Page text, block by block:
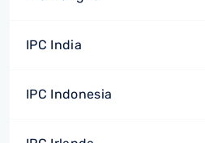
IPC India
IPC Indonesia